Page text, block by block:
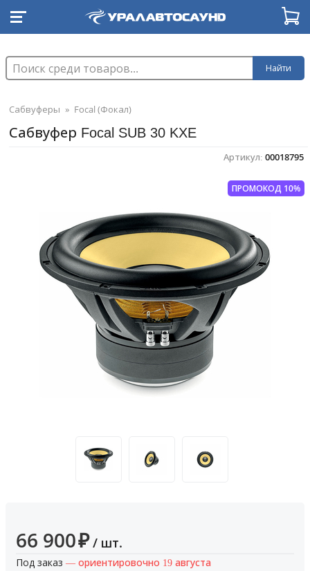
Найти
Сабвуферы » Focal (Фокал)
Сабвуфер Focal SUB 30 KXE
Артикул: 00018795
ПРОМОКОД 10%
66 900₽ / шт.
Под заказ — ориентировочно 19 августа